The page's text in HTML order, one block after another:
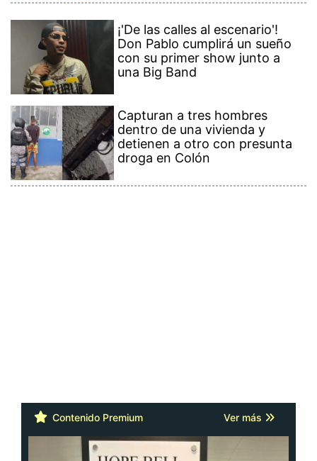
¡'De las calles al escenario'!
Don Pablo cumplirá un sueño
con su primer show junto a
una Big Band
Capturan a tres hombres
dentro de una vivienda y
detienen a otro con presunta
droga en Colón
Contenido Premium Ver más